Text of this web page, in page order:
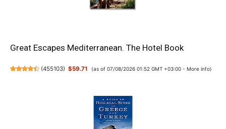
Great Escapes Mediterranean. The Hotel Book
(455103) $59.71 (as of 07/08/2026 01:52 GMT +03:00 - More info)